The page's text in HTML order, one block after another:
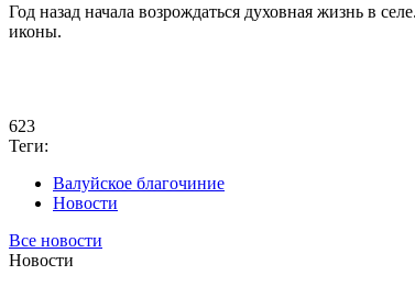
Год назад начала возрождаться духовная жизнь в
иконы.
623
Теги:
Валуйское благочиние
Новости
Все новости
Новости